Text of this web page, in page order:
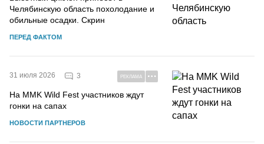
Челябинскую область похолодание и
обильные осадки. Скрин
ПЕРЕД ФАКТОМ
31 июля 2026 3 РЕКЛАМА
На MMK Wild Fest участников ждут
гонки на сапах
НОВОСТИ ПАРТНЕРОВ